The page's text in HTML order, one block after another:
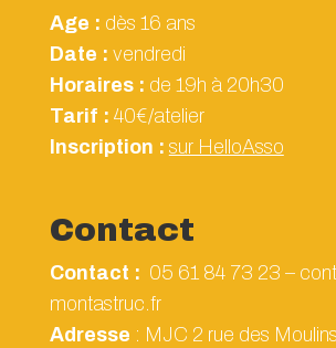
Age : dès 16 ans
Date : vendredi
Horaires : de 19h à 20h30
Tarif : 40€/atelier
Inscription : sur HelloAsso
Contact
Contact : 05 61 84 73 23 –
montastruc.fr
Adresse : MJC 2 rue des